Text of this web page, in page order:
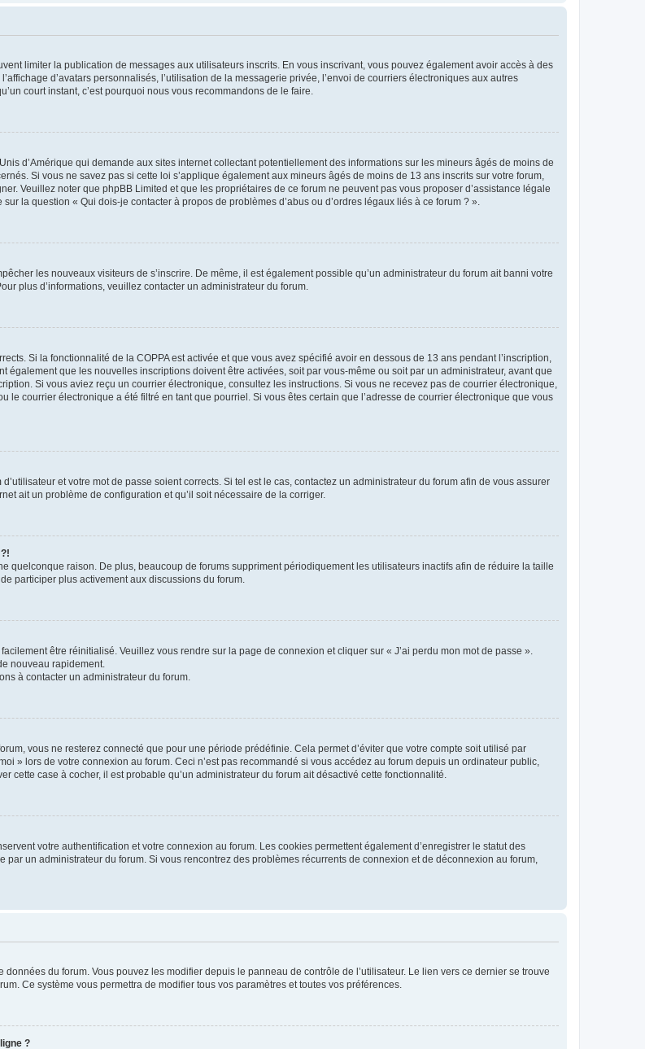
limiter la publication de messages aux utilisateurs inscrits. En vous inscrivant, vous pouvez également avoir accès à des
d’avatars personnalisés, l’utilisation de la messagerie privée, l’envoi de courriers électroniques aux autres
court instant, c’est pourquoi nous vous recommandons de le faire.
d’Amérique qui demande aux sites internet collectant potentiellement des informations sur les mineurs âgés de moins de
Si vous ne savez pas si cette loi s’applique également aux mineurs âgés de moins de 13 ans inscrits sur votre forum,
Veuillez noter que phpBB Limited et que les propriétaires de ce forum ne peuvent pas vous proposer d’assistance légale
la question « Qui dois-je contacter à propos de problèmes d’abus ou d’ordres légaux liés à ce forum ? ».
les nouveaux visiteurs de s’inscrire. De même, il est également possible qu’un administrateur du forum ait banni votre
plus d’informations, veuillez contacter un administrateur du forum.
Si la fonctionnalité de la COPPA est activée et que vous avez spécifié avoir en dessous de 13 ans pendant l’inscription,
que les nouvelles inscriptions doivent être activées, soit par vous-même ou soit par un administrateur, avant que
Si vous aviez reçu un courrier électronique, consultez les instructions. Si vous ne recevez pas de courrier électronique,
courrier électronique a été filtré en tant que pourriel. Si vous êtes certain que l’adresse de courrier électronique que vous
et votre mot de passe soient corrects. Si tel est le cas, contactez un administrateur du forum afin de vous assurer
ait un problème de configuration et qu’il soit nécessaire de la corriger.
quelconque raison. De plus, beaucoup de forums suppriment périodiquement les utilisateurs inactifs afin de réduire la taille
participer plus activement aux discussions du forum.
être réinitialisé. Veuillez vous rendre sur la page de connexion et cliquer sur « J’ai perdu mon mot de passe ».
nouveau rapidement.
à contacter un administrateur du forum.
vous ne resterez connecté que pour une période prédéfinie. Cela permet d’éviter que votre compte soit utilisé par
» lors de votre connexion au forum. Ceci n’est pas recommandé si vous accédez au forum depuis un ordinateur public,
cette case à cocher, il est probable qu’un administrateur du forum ait désactivé cette fonctionnalité.
votre authentification et votre connexion au forum. Les cookies permettent également d’enregistrer le statut des
un administrateur du forum. Si vous rencontrez des problèmes récurrents de connexion et de déconnexion au forum,
du forum. Vous pouvez les modifier depuis le panneau de contrôle de l’utilisateur. Le lien vers ce dernier se trouve
Ce système vous permettra de modifier tous vos paramètres et toutes vos préférences.
?